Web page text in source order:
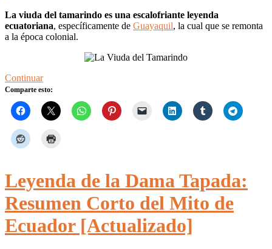
La viuda del tamarindo es una escalofriante leyenda
ecuatoriana, específicamente de Guayaquil, la cual que se remonta
a la época colonial.
Continuar
Comparte esto:
Leyenda de la Dama Tapada:
Resumen Corto del Mito de
Ecuador [Actualizado]